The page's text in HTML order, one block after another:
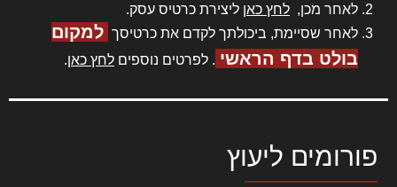
לאחר מכן, לחץ כאן ליצירת כרטיס עסק.
לאחר שסיימת, ביכולתך לקדם את כרטיסך למקום
בולט בדף הראשי . לפרטים נוספים לחץ כאן.
פורומים ליעוץ